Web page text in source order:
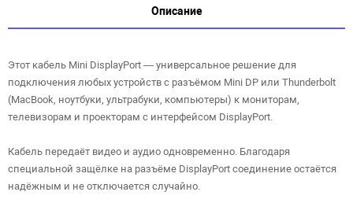
Описание
Этот кабель Mini DisplayPort — универсальное решение для
подключения любых устройств с разъёмом Mini DP или Thunderbolt
(MacBook, ноутбуки, ультрабуки, компьютеры) к мониторам,
телевизорам и проекторам с интерфейсом DisplayPort.
Кабель передаёт видео и аудио одновременно. Благодаря
специальной защёлке на разъёме DisplayPort соединение остаётся
надёжным и не отключается случайно.